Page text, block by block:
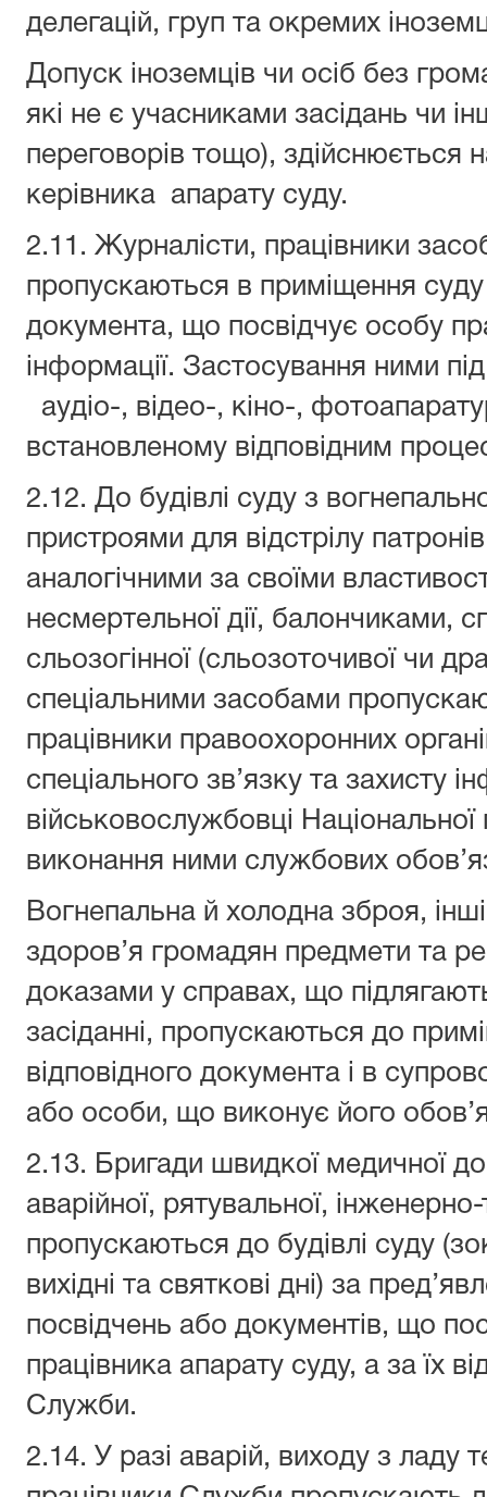
делегацій, груп та окремих
Допуск іноземців чи осіб без
які не є учасниками засідань чи
переговорів тощо), здійснюється
керівника апарату суду.
2.11. Журналісти, працівники
пропускаються в приміщення
документа, що посвідчує особу
інформації. Застосування ними
аудіо-, відео-, кіно-,
встановленому відповідним
2.12. До будівлі суду з
пристроями для відстрілу
аналогічними за своїми
несмертельної дії, балончиками,
сльозогінної (сльозоточивої чи
спеціальними засобами
працівники правоохоронних
спеціального зв’язку та захисту
військовослужбовці Національної
виконання ними службових
Вогнепальна й холодна зброя,
здоров’я громадян предмети та
доказами у справах, що
засіданні, пропускаються до
відповідного документа і в
або особи, що виконує його
2.13. Бригади швидкої медичної
аварійної, рятувальної,
пропускаються до будівлі суду
вихідні та святкові дні) за
посвідчень або документів, що
працівника апарату суду, а за їх
Служби.
2.14. У разі аварій, виходу з ладу